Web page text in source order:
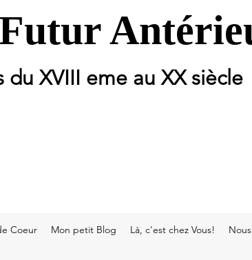
XVIII eme au XX siècle
Coeur Mon petit Blog Là, c'est chez Vous!